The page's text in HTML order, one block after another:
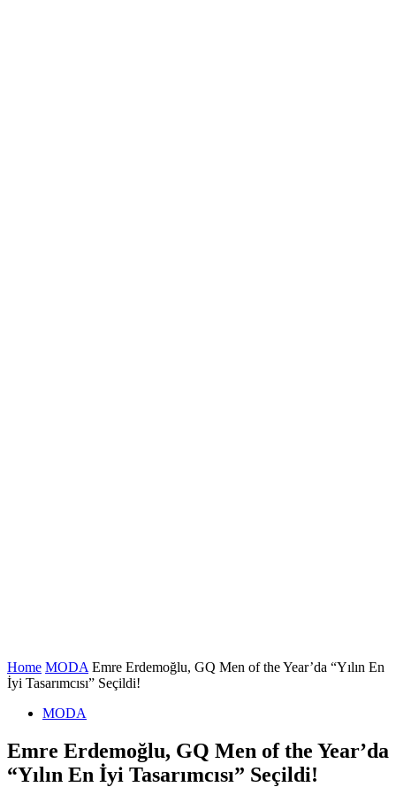
Home MODA Emre Erdemoğlu, GQ Men of the Year’da “Yılın En
İyi Tasarımcısı” Seçildi!
MODA
Emre Erdemoğlu, GQ Men of the Year’da
“Yılın En İyi Tasarımcısı” Seçildi!